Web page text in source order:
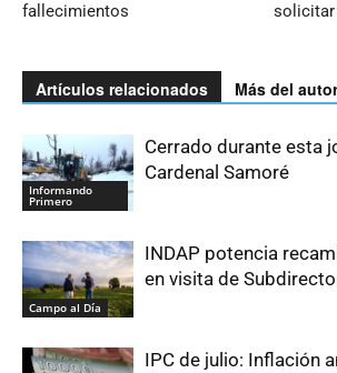
fallecimientos
solicitar
Artículos relacionados Más del autor
Informando
Primero
Cerrado durante esta
Cardenal Samoré
Campo al Día
INDAP potencia
en visita de
IPC de julio: Inflación